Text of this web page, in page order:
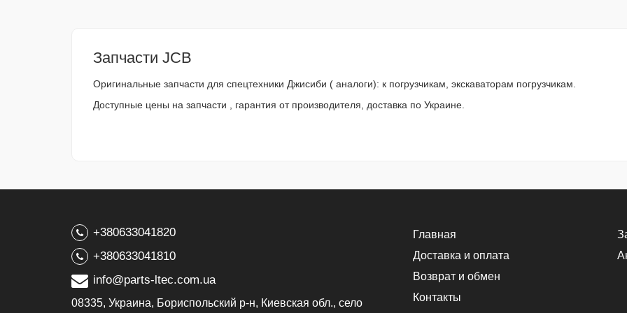
Запчасти JCB
Оригинальные запчасти для спецтехники Джисиби ( аналоги): к погрузчикам, экскаваторам погрузчикам.
Доступные цены на запчасти , гарантия от производителя, доставка по Украине.
+380633041820
+380633041810
info@parts-ltec.com.ua
08335, Украина, Бориспольский р-н, Киевская обл., село
Главная
Доставка и оплата
Возврат и обмен
Контакты